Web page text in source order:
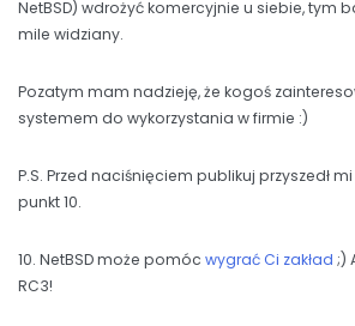
NetBSD) wdrożyć komercyjnie u siebie, tym
mile widziany.
Pozatym mam nadzieję, że kogoś
systemem do wykorzystania w firmie :)
P.S. Przed naciśnięciem publikuj przyszedł
punkt 10.
10. NetBSD może pomóc wygrać Ci zakład ;)
RC3!